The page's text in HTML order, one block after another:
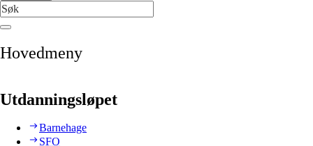
Hovedmeny
Utdanningsløpet
Barnehage
SFO